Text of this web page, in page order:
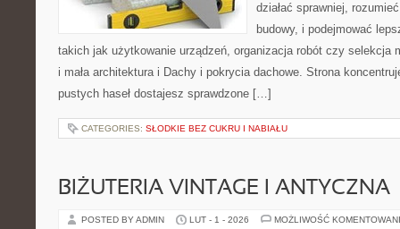
działać sprawniej,
budowy, i podejmować
takich jak użytkowanie urządzeń, organizacja robót czy selekcja
i mała architektura i Dachy i pokrycia dachowe. Strona
pustych haseł dostajesz sprawdzone […]
CATEGORIES: SŁODKIE BEZ CUKRU I NABIAŁU
BIŻUTERIA VINTAGE I ANTYCZNA
POSTED BY ADMIN LUT - 1 - 2026 MOŻLIWOŚĆ